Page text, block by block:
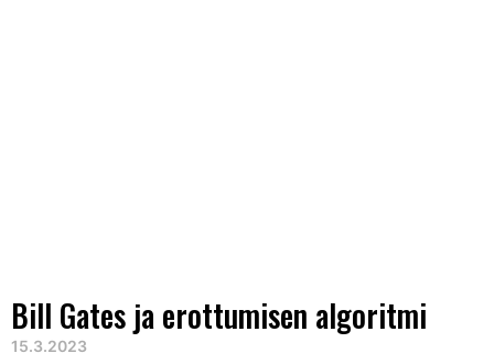
Bill Gates ja erottumisen algoritmi
15.3.2023